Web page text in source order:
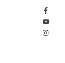
Accesorii Pick-up
Case-uri DJ
CD Playere DJ